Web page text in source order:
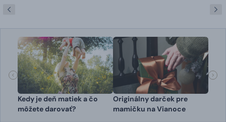
Kedy je deň matiek a čo
môžete darovať?
Originálny darček pre
mamičku na Vianoce